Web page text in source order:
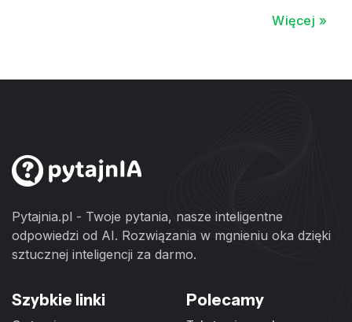
Więcej »
Pytajnia.pl - Twoje pytania, nasze inteligentne
odpowiedzi od AI. Rozwiązania w mgnieniu oka dzięki
sztucznej inteligencji za darmo.
Szybkie linki Polecamy